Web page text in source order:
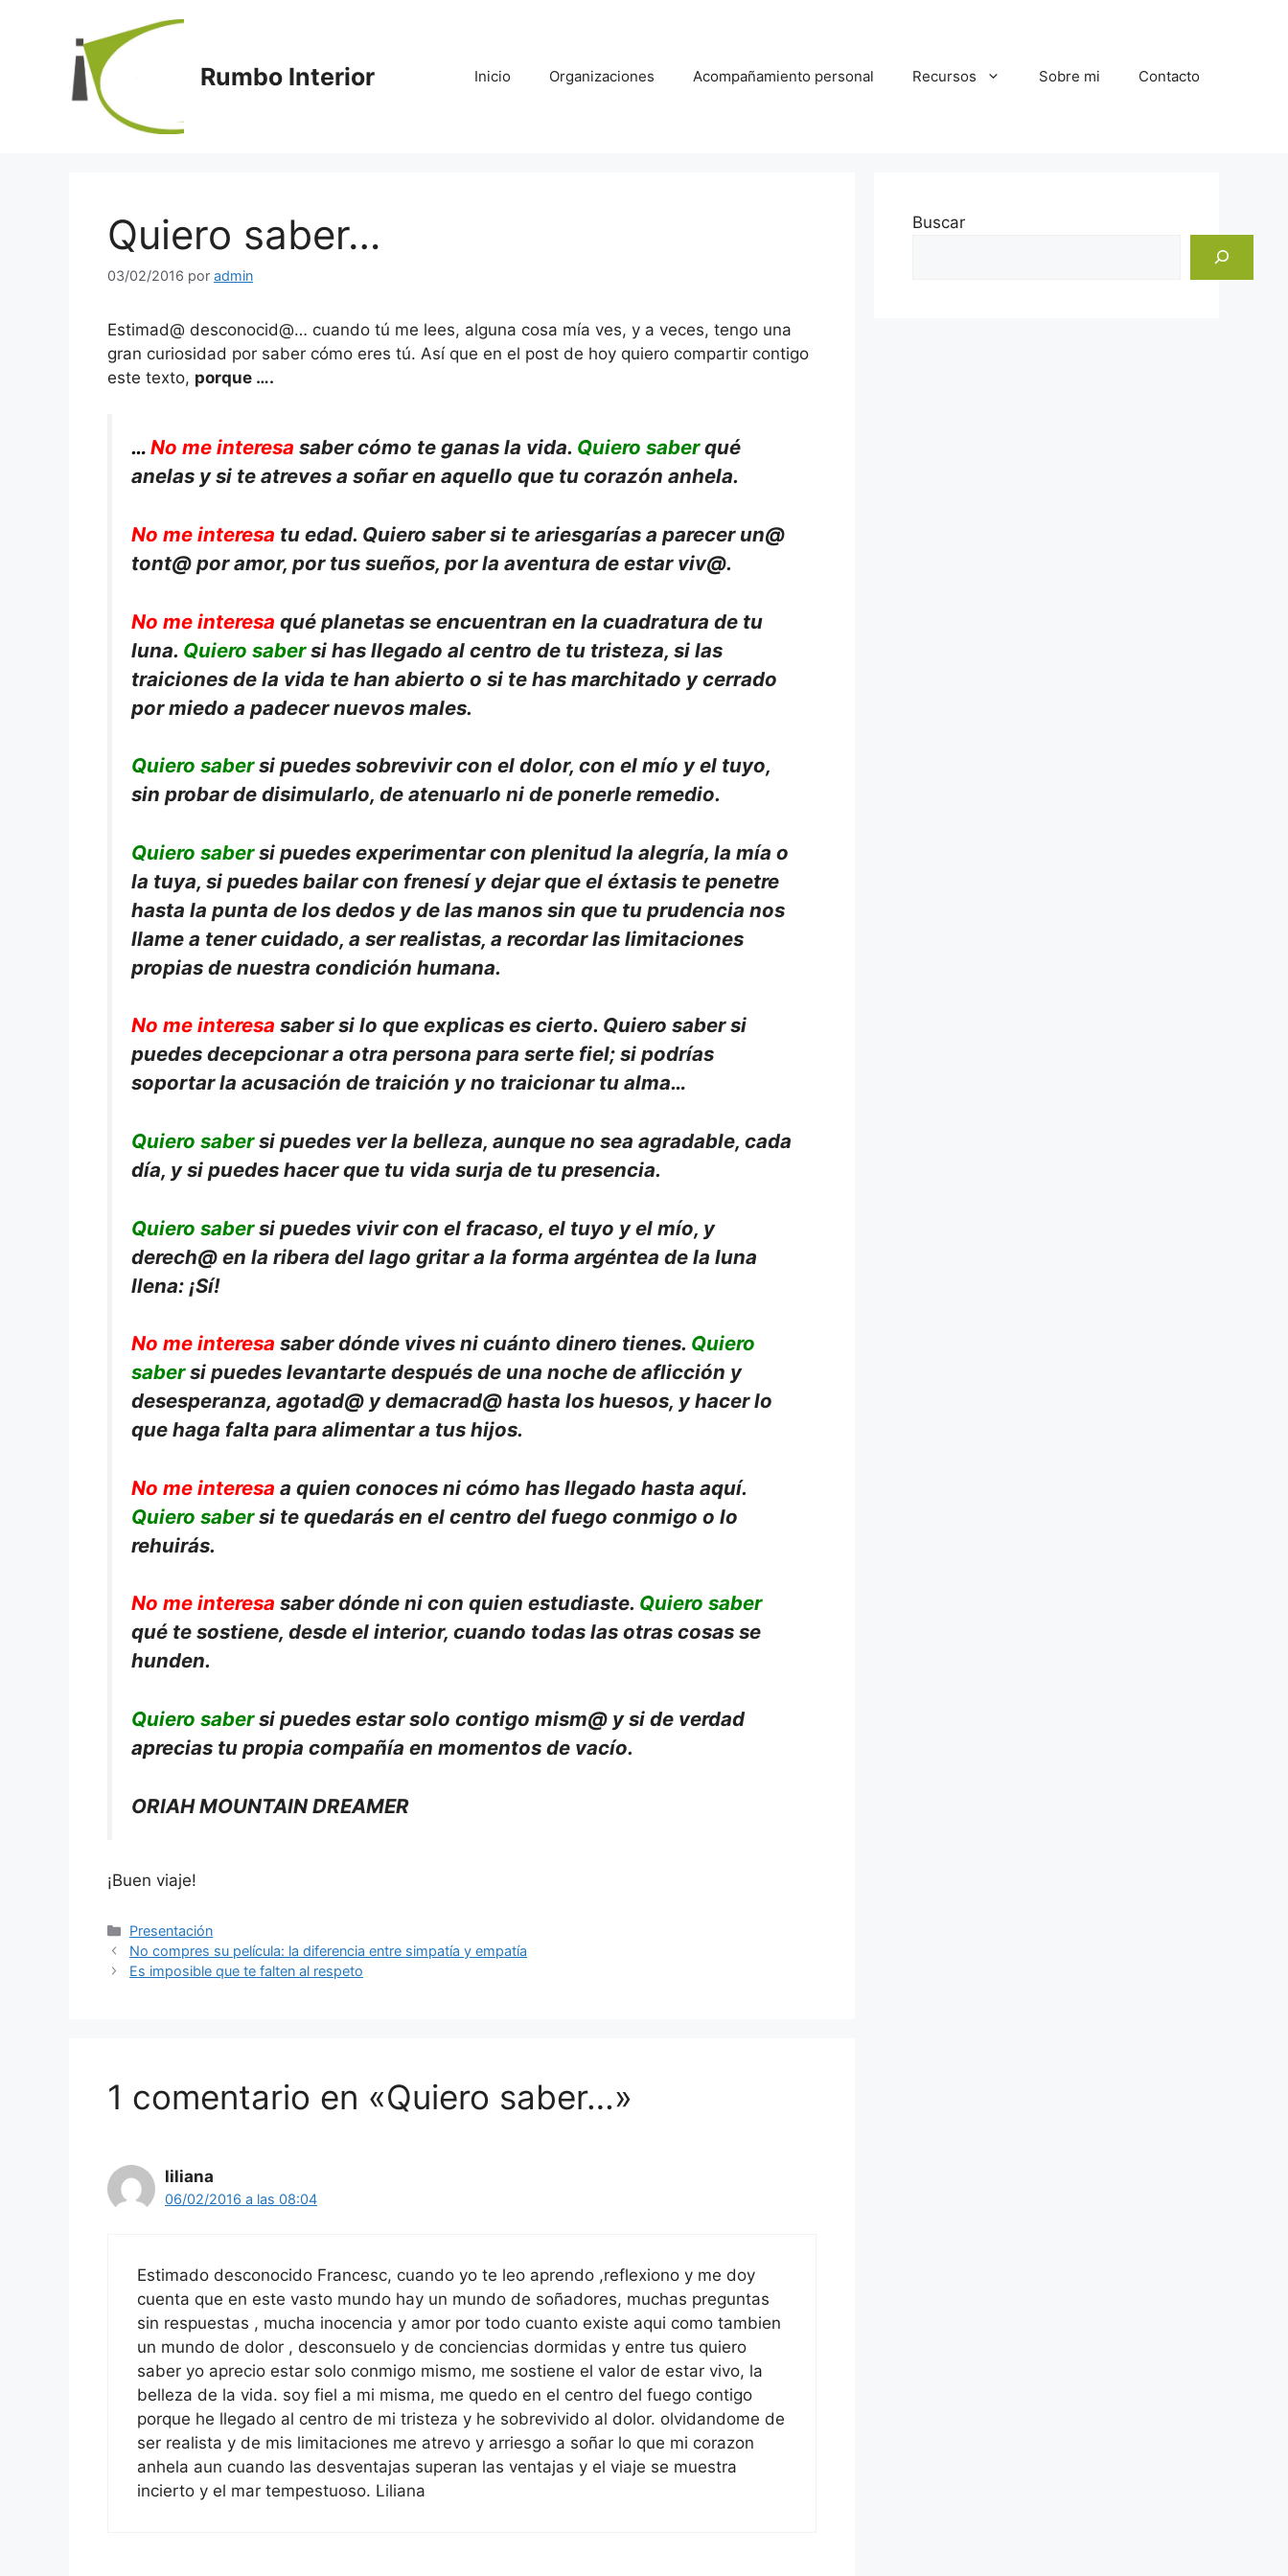
contenido
Rumbo Interior Inicio Organizaciones Acompañamiento personal Recursos Sobre mi Contacto
Quiero saber…
03/02/2016 por admin
Estimad@ desconocid@… cuando tú me lees, alguna cosa mía ves, y a veces, tengo una
gran curiosidad por saber cómo eres tú. Así que en el post de hoy quiero compartir contigo
este texto, porque ….
… No me interesa saber cómo te ganas la vida. Quiero saberqué
anelas y si te atreves a soñar en aquello que tu corazón anhela.
No me interesa tu edad. Quiero saber si te ariesgarías a parecer un@
tont@ por amor, por tus sueños, por la aventura de estar viv@.
No me interesa qué planetas se encuentran en la cuadratura de tu
luna. Quiero sabersi has llegado al centro de tu tristeza, si las
traiciones de la vida te han abierto o si te has marchitado y cerrado
por miedo a padecer nuevos males.
Quiero sabersi puedes sobrevivir con el dolor, con el mío y el tuyo,
sin probar de disimularlo, de atenuarlo ni de ponerle remedio.
Quiero sabersi puedes experimentar con plenitud la alegría, la mía o
la tuya, si puedes bailar con frenesí y dejar que el éxtasis te penetre
hasta la punta de los dedos y de las manos sin que tu prudencia nos
llame a tener cuidado, a ser realistas, a recordar las limitaciones
propias de nuestra condición humana.
No me interesa saber si lo que explicas es cierto. Quiero saber si
puedes decepcionar a otra persona para serte fiel; si podrías
soportar la acusación de traición y no traicionar tu alma…
Quiero sabersi puedes ver la belleza, aunque no sea agradable, cada
día, y si puedes hacer que tu vida surja de tu presencia.
Quiero sabersi puedes vivir con el fracaso, el tuyo y el mío, y
derech@ en la ribera del lago gritar a la forma argéntea de la luna
llena: ¡Sí!
No me interesa saber dónde vives ni cuánto dinero tienes. Quiero
sabersi puedes levantarte después de una noche de aflicción y
desesperanza, agotad@ y demacrad@ hasta los huesos, y hacer lo
que haga falta para alimentar a tus hijos.
No me interesa a quien conoces ni cómo has llegado hasta aquí.
Quiero sabersi te quedarás en el centro del fuego conmigo o lo
rehuirás.
No me interesa saber dónde ni con quien estudiaste. Quiero saber
qué te sostiene, desde el interior, cuando todas las otras cosas se
hunden.
Quiero sabersi puedes estar solo contigo mism@ y si de verdad
aprecias tu propia compañía en momentos de vacío.
ORIAH MOUNTAIN DREAMER
¡Buen viaje!
Categorías
Presentación
No compres su película: la diferencia entre simpatía y empatía
Es imposible que te falten al respeto
1 comentario en «Quiero saber…»
liliana
06/02/2016 a las 08:04
Estimado desconocido Francesc, cuando yo te leo aprendo ,reflexiono y me doy
cuenta que en este vasto mundo hay un mundo de soñadores, muchas preguntas
sin respuestas , mucha inocencia y amor por todo cuanto existe aqui como tambien
un mundo de dolor , desconsuelo y de conciencias dormidas y entre tus quiero
saber yo aprecio estar solo conmigo mismo, me sostiene el valor de estar vivo, la
belleza de la vida. soy fiel a mi misma, me quedo en el centro del fuego contigo
porque he llegado al centro de mi tristeza y he sobrevivido al dolor. olvidandome de
ser realista y de mis limitaciones me atrevo y arriesgo a soñar lo que mi corazon
anhela aun cuando las desventajas superan las ventajas y el viaje se muestra
incierto y el mar tempestuoso. Liliana
Buscar